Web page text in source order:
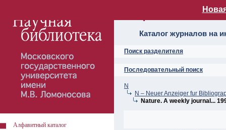
Алфавитный
Каталог журналов на
Поиск разделителя
Последовательный поиск
N
N – Neuer Anzeiger fur
Nature. A weekly journal...
Алфавитный каталог